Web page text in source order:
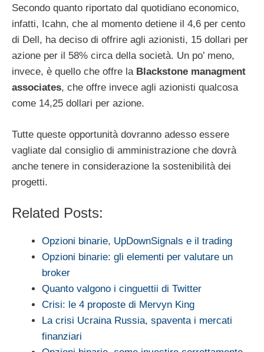
Secondo quanto riportato dal quotidiano economico,
infatti, Icahn, che al momento detiene il 4,6 per cento
di Dell, ha deciso di offrire agli azionisti, 15 dollari per
azione per il 58% circa della società. Un po’ meno,
invece, è quello che offre laBlackstone managment
associates, che offre invece agli azionisti qualcosa
come 14,25 dollari per azione.
Tutte queste opportunità dovranno adesso essere
vagliate dal consiglio di amministrazione che dovrà
anche tenere in considerazione la sostenibilità dei
progetti.
Related Posts:
Opzioni binarie, UpDownSignals e il trading
Opzioni binarie: gli elementi per valutare un
broker
Quanto valgono i cinguettii di Twitter
Crisi: le 4 proposte di Mervyn King
La crisi Ucraina Russia, spaventa i mercati
finanziari